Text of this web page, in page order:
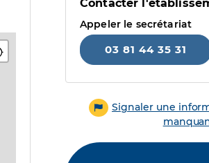
Contacter
Appeler le secrétariat
03 81 44 35 31
Signaler une